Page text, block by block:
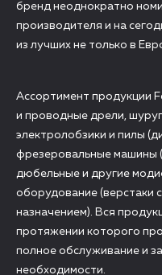
бренд неоднократно
производителя и на
из лучших не только в
Ассортимент продукции
и проводные дрели,
электролобзики и пилы
фрезеровальные машины
дюбельные и другие
оборудование (верстаки
назначением). Вся
протяжении которого
полное обслуживание и
необходимости.